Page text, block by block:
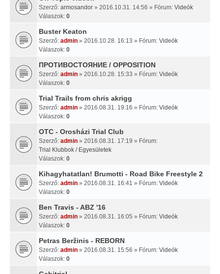
Szerző: armosandor » 2016.10.31. 14:56 » Fórum: Videók
Válaszok: 0
Buster Keaton
Szerző: admin » 2016.10.28. 16:13 » Fórum: Videók
Válaszok: 0
ПРОТИВОСТОЯНИЕ / OPPOSITION
Szerző: admin » 2016.10.28. 15:33 » Fórum: Videók
Válaszok: 0
Trial Trails from chris akrigg
Szerző: admin » 2016.08.31. 19:16 » Fórum: Videók
Válaszok: 0
OTC - Orosházi Trial Club
Szerző: admin » 2016.08.31. 17:19 » Fórum:
Trial Klubbok / Egyesületek
Válaszok: 0
Kihagyhatatlan! Brumotti - Road Bike Freestyle 2
Szerző: admin » 2016.08.31. 16:41 » Fórum: Videók
Válaszok: 0
Ben Travis - ABZ '16
Szerző: admin » 2016.08.31. 16:05 » Fórum: Videók
Válaszok: 0
Petras Beržinis - REBORN
Szerző: admin » 2016.08.31. 15:56 » Fórum: Videók
Válaszok: 0